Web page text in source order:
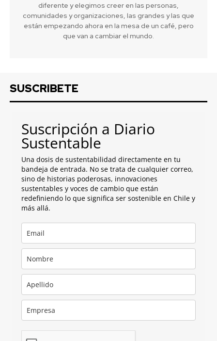
diferente y elegimos creer en las personas,
comunidades y organizaciones, las grandes y las que
están empezando ahora en la mesa de un café, pero
que van a cambiar el mundo.
SUSCRIBETE
Suscripción a Diario
Sustentable
Una dosis de sustentabilidad directamente en tu
bandeja de entrada. No se trata de cualquier correo,
sino de historias poderosas, innovaciones
sustentables y voces de cambio que están
redefiniendo lo que significa ser sostenible en Chile y
más allá.